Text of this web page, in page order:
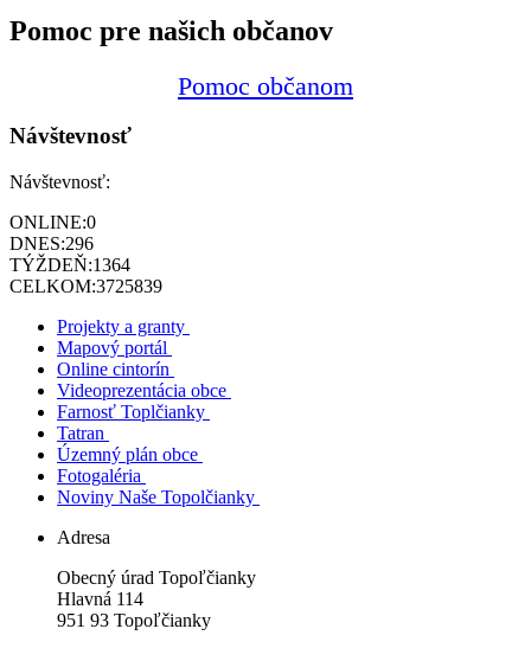
Pomoc pre našich občanov
Pomoc občanom
Návštevnosť
Návštevnosť:
ONLINE:0
DNES:296
TÝŽDEŇ:1364
CELKOM:3725839
Projekty a granty
Mapový portál
Online cintorín
Videoprezentácia obce
Farnosť Toplčianky
Tatran
Územný plán obce
Fotogaléria
Noviny Naše Topolčianky
Adresa
Obecný úrad Topoľčianky
Hlavná 114
951 93 Topoľčianky